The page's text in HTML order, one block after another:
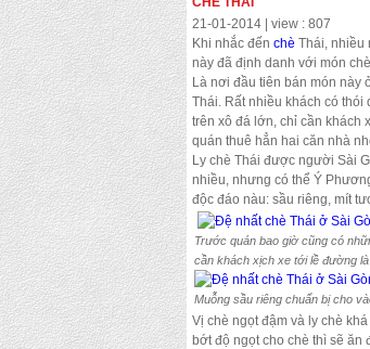
21-01-2014 | view : 807
Khi nhắc đến chè Thái, nhiều
này đã định danh với món
Là nơi đầu tiên bán món này
Thái. Rất nhiều khách có
trên xô đá lớn, chỉ cần khách
quán thuê hẳn hai căn nhà
Ly chè Thái được người Sài
nhiều, nhưng có thể Ý
độc đáo nàu: sầu riêng, mít
Trước quán bao giờ cũng có
cần khách xịch xe tới lề đường
Muỗng sầu riêng chuẩn bị cho
Vị chè ngọt đậm và ly chè
bớt độ ngọt cho chè thì sẽ